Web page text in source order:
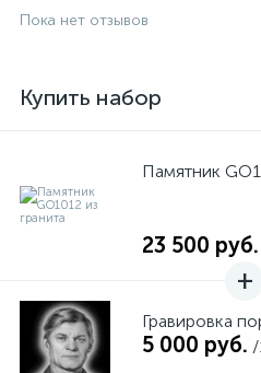
Пока нет отзывов
Купить набор
Памятник
23 500 руб.
Гравировка
5 000 руб.